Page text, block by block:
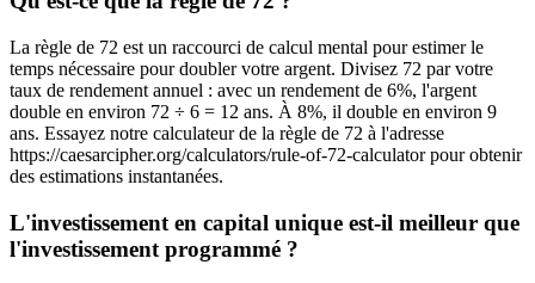
La règle de 72 est un raccourci de calcul mental pour estimer le
temps nécessaire pour doubler votre argent. Divisez 72 par votre
taux de rendement annuel : avec un rendement de 6%, l'argent
double en environ 72 ÷ 6 = 12 ans. À 8%, il double en environ 9
ans. Essayez notre calculateur de la règle de 72 à l'adresse
https://caesarcipher.org/calculators/rule-of-72-calculator pour obtenir
des estimations instantanées.
L'investissement en capital unique est-il meilleur que
l'investissement programmé ?